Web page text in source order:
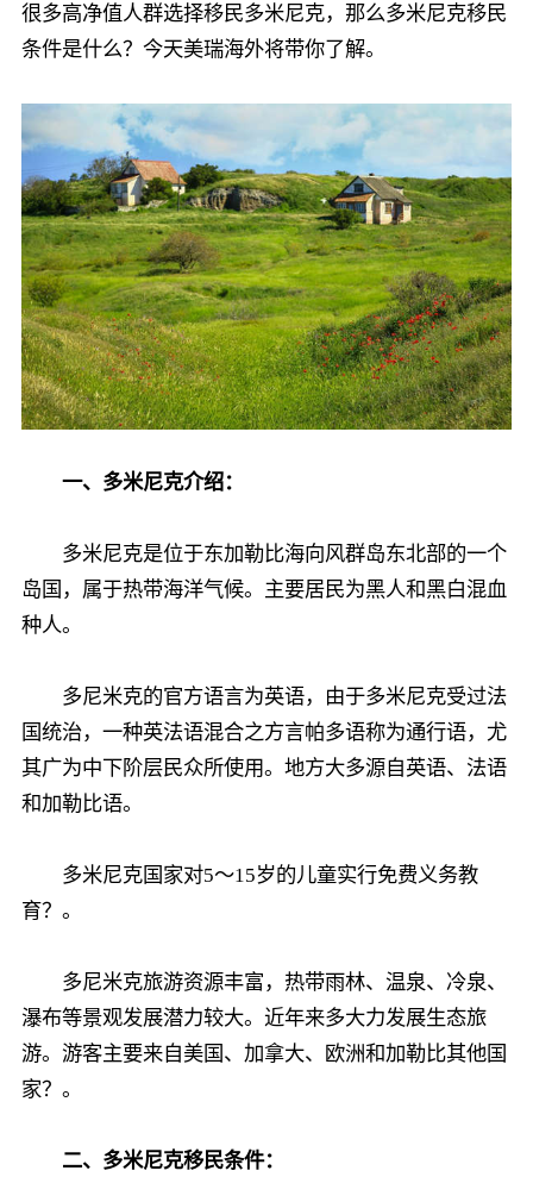
很多高净值人群选择移民多米尼克，那么多米尼克移民
条件是什么？今天美瑞海外将带你了解。
一、多米尼克介绍：
多米尼克是位于东加勒比海向风群岛东北部的一个
岛国，属于热带海洋气候。主要居民为黑人和黑白混血
种人。
多尼米克的官方语言为英语，由于多米尼克受过法
国统治，一种英法语混合之方言帕多语称为通行语，尤
其广为中下阶层民众所使用。地方大多源自英语、法语
和加勒比语。
多米尼克国家对5～15岁的儿童实行免费义务教
育？。
多尼米克旅游资源丰富，热带雨林、温泉、冷泉、
瀑布等景观发展潜力较大。近年来多大力发展生态旅
游。游客主要来自美国、加拿大、欧洲和加勒比其他国
家？。
二、多米尼克移民条件：